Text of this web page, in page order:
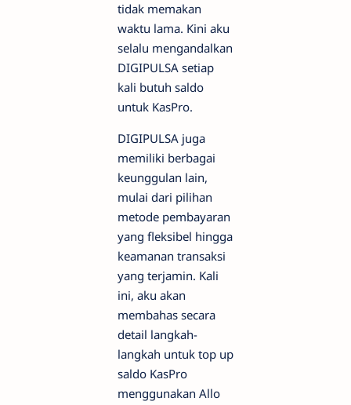
tidak memakan
waktu lama. Kini aku
selalu mengandalkan
DIGIPULSA setiap
kali butuh saldo
untuk KasPro.
DIGIPULSA juga
memiliki berbagai
keunggulan lain,
mulai dari pilihan
metode pembayaran
yang fleksibel hingga
keamanan transaksi
yang terjamin. Kali
ini, aku akan
membahas secara
detail langkah-
langkah untuk top up
saldo KasPro
menggunakan Allo